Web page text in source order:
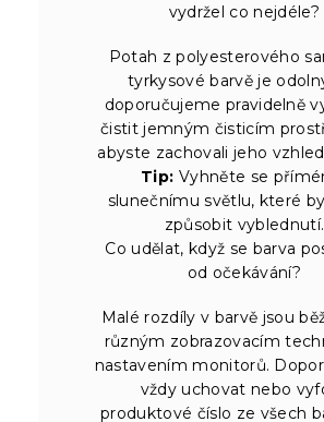
vydržel co nejdéle?
Potah z polyesterového
tyrkysové barvě je
doporučujeme pravidelně
čistit jemným čisticím
abyste zachovali jeho
Tip: Vyhněte se
slunečnímu světlu, které
způsobit vyblednutí.
Co udělat, když se barva
od očekávání?
Malé rozdíly v barvě jsou
různým zobrazovacím
nastavením monitorů.
vždy uchovat nebo
produktové číslo ze všech